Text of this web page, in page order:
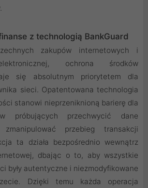
z technologią BankGuard
zakupów internetowych i
ochrona środków
się absolutnym priorytetem dla
sieci. Opatentowana technologia
stanowi nieprzeniknioną barierę dla
próbujących przechwycić dane
przebieg transakcji
ta działa bezpośrednio wewnątrz
dbając o to, aby wszystkie
były autentyczne i niezmodyfikowane
Dzięki temu każda operacja